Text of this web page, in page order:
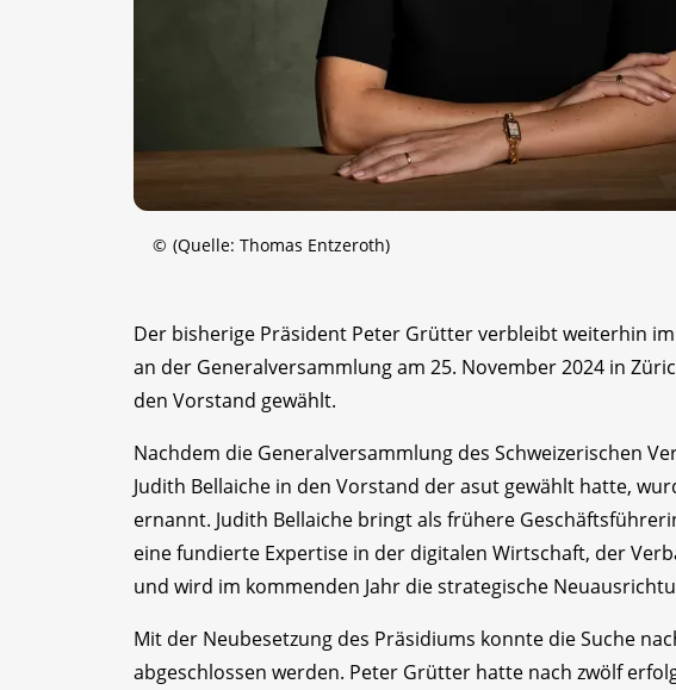
© (Quelle: Thomas Entzeroth)
Der bisherige Präsident Peter Grütter verbleibt weiterhin
an der Generalversammlung am 25. November 2024 in
den Vorstand gewählt.
Nachdem die Generalversammlung des Schweizerischen
Judith Bellaiche in den Vorstand der asut gewählt hatte,
ernannt. Judith Bellaiche bringt als frühere
eine fundierte Expertise in der digitalen Wirtschaft, der
und wird im kommenden Jahr die strategische
Mit der Neubesetzung des Präsidiums konnte die Suche
abgeschlossen werden. Peter Grütter hatte nach zwölf